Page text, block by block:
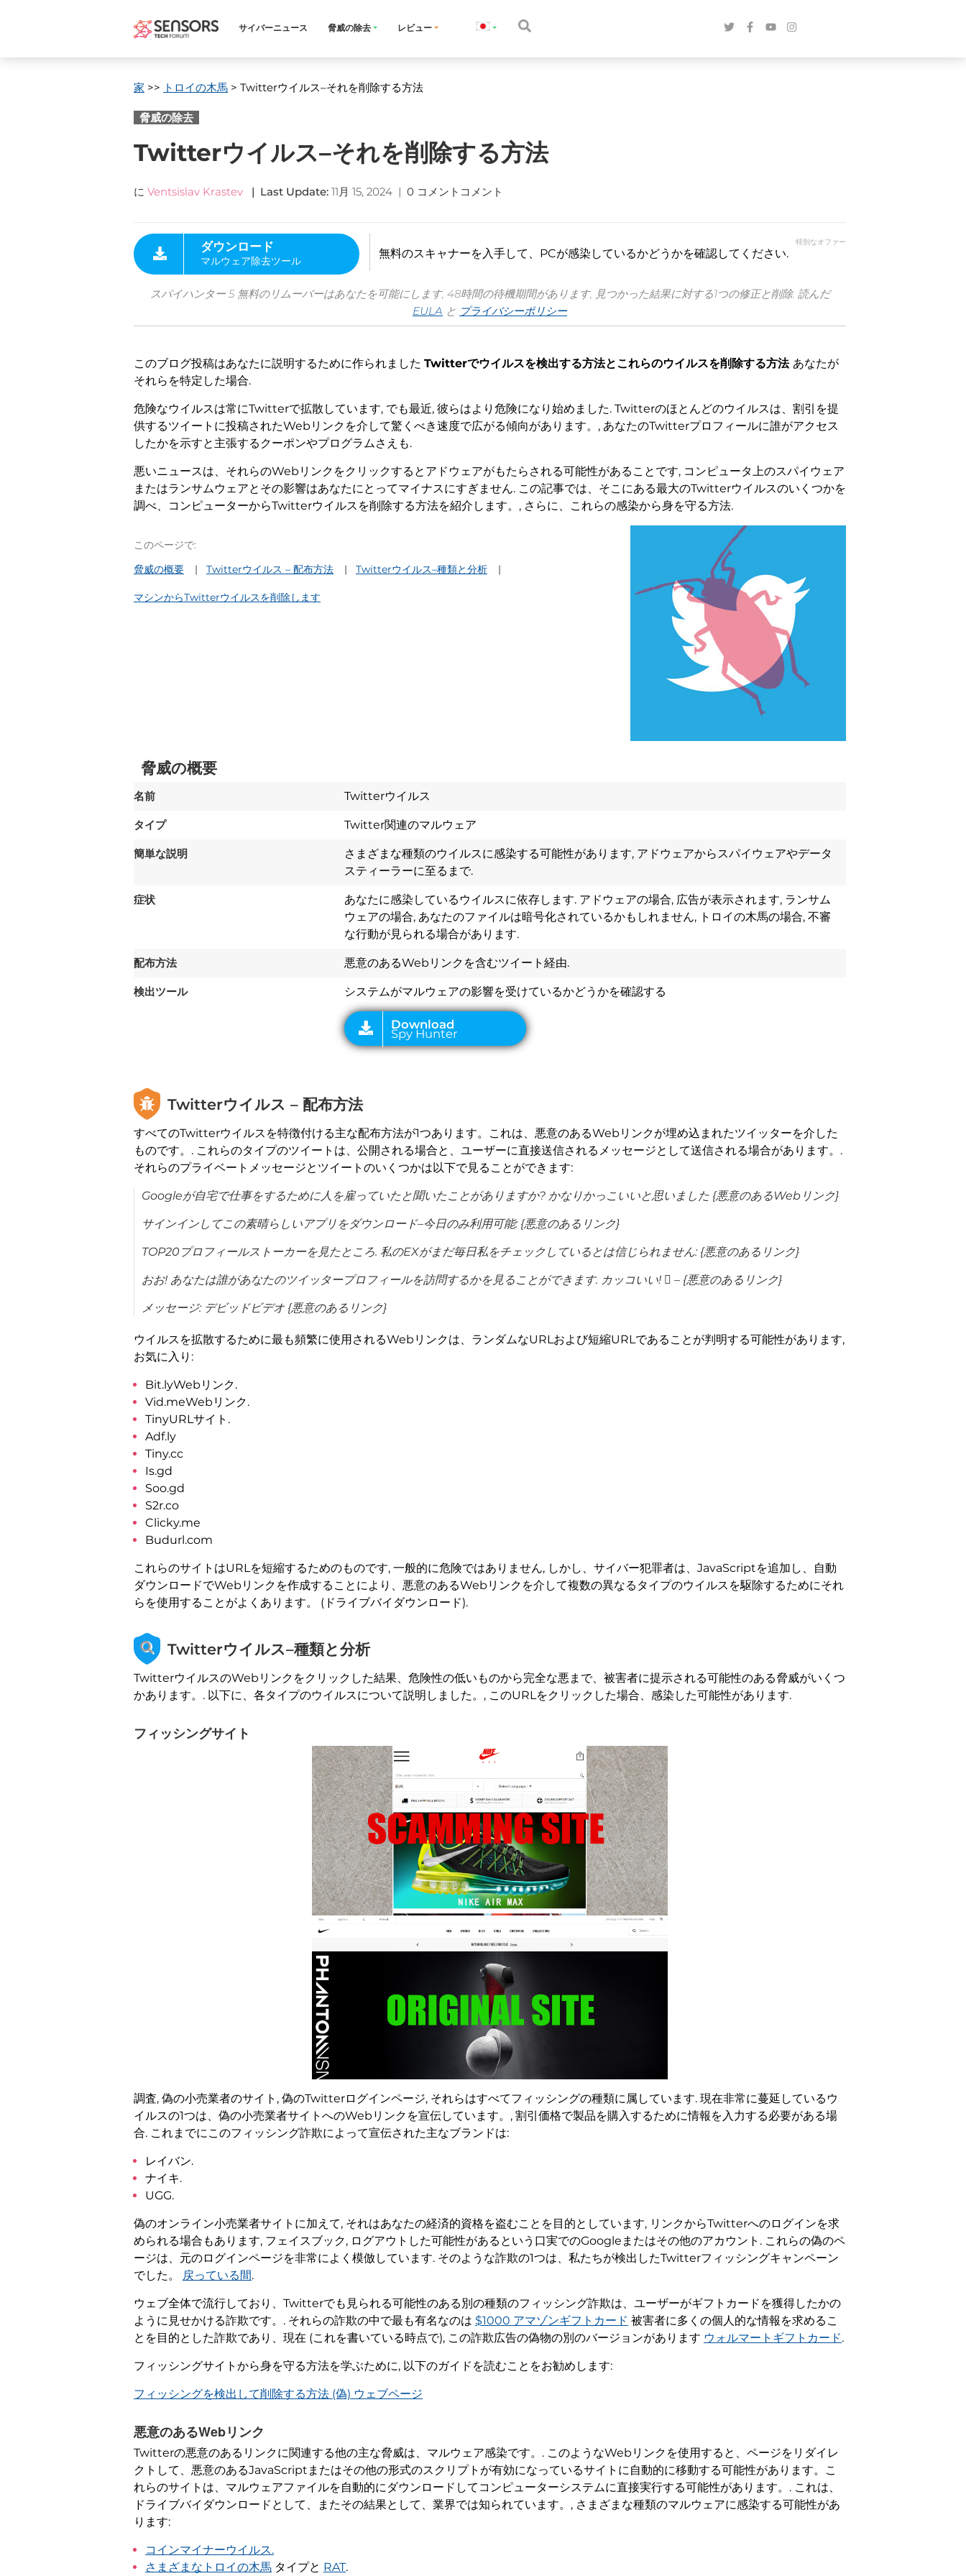
サイバーニュース 脅威の除去 レビュー
家 >> トロイの木馬 > Twitterウイルス–それを削除する方法
脅威の除去
Twitterウイルス–それを削除する方法
に Ventsislav Krastev | Last Update: 11月 15, 2024 | 0 コメントコメント
特別なオファー
マルウェア除去ツール
無料のスキャナーを入手して、PCが感染しているかどうかを確認してください.
スパイハンター 5 無料のリムーバーはあなたを可能にします, 48時間の待機期間があります, 見つかった結果に対する1つの修正と削除. 読んだ
EULA と プライバシーポリシー
このブログ投稿はあなたに説明するために作られました Twitterでウイルスを検出する方法とこれらのウイルスを削除する方法 あなたが
それらを特定した場合.
危険なウイルスは常にTwitterで拡散しています, でも最近, 彼らはより危険になり始めました. Twitterのほとんどのウイルスは、割引を提
供するツイートに投稿されたWebリンクを介して驚くべき速度で広がる傾向があります。, あなたのTwitterプロフィールに誰がアクセス
したかを示すと主張するクーポンやプログラムさえも.
悪いニュースは、それらのWebリンクをクリックするとアドウェアがもたらされる可能性があることです, コンピュータ上のスパイウェア
またはランサムウェアとその影響はあなたにとってマイナスにすぎません. この記事では、そこにある最大のTwitterウイルスのいくつかを
調べ、コンピューターからTwitterウイルスを削除する方法を紹介します。, さらに、これらの感染から身を守る方法.
このページで:
脅威の概要
Twitterウイルス – 配布方法 Twitterウイルス–種類と分析
マシンからTwitterウイルスを削除します
脅威の概要
名前 Twitterウイルス
タイプ Twitter関連のマルウェア
簡単な説明
さまざまな種類のウイルスに感染する可能性があります, アドウェアからスパイウェアやデータ
スティーラーに至るまで.
症状
あなたに感染しているウイルスに依存します. アドウェアの場合, 広告が表示されます, ランサム
ウェアの場合, あなたのファイルは暗号化されているかもしれません, トロイの木馬の場合, 不審
な行動が見られる場合があります.
配布方法 悪意のあるWebリンクを含むツイート経由.
検出ツール システムがマルウェアの影響を受けているかどうかを確認する
Download
Spy Hunter
Twitterウイルス – 配布方法
すべてのTwitterウイルスを特徴付ける主な配布方法が1つあります。これは、悪意のあるWebリンクが埋め込まれたツイッターを介した
ものです。. これらのタイプのツイートは、公開される場合と、ユーザーに直接送信されるメッセージとして送信される場合があります。.
それらのプライベートメッセージとツイートのいくつかは以下で見ることができます:
Googleが自宅で仕事をするために人を雇っていたと聞いたことがありますか? かなりかっこいいと思いました {悪意のあるWebリンク}
サインインしてこの素晴らしいアプリをダウンロード–今日のみ利用可能: {悪意のあるリンク}
TOP20プロフィールストーカーを見たところ. 私のEXがまだ毎日私をチェックしているとは信じられません: {悪意のあるリンク}
おお! あなたは誰があなたのツイッタープロフィールを訪問するかを見ることができます. カッコいい!  – {悪意のあるリンク}
メッセージ: デビッドビデオ {悪意のあるリンク}
ウイルスを拡散するために最も頻繁に使用されるWebリンクは、ランダムなURLおよび短縮URLであることが判明する可能性があります,
お気に入り:
Bit.lyWebリンク.
Vid.meWebリンク.
TinyURLサイト.
Adf.ly
Tiny.cc
Is.gd
Soo.gd
S2r.co
Clicky.me
Budurl.com
これらのサイトはURLを短縮するためのものです, 一般的に危険ではありません, しかし、サイバー犯罪者は、JavaScriptを追加し、自動
ダウンロードでWebリンクを作成することにより、悪意のあるWebリンクを介して複数の異なるタイプのウイルスを駆除するためにそれ
らを使用することがよくあります。 (ドライブバイダウンロード).
Twitterウイルス–種類と分析
TwitterウイルスのWebリンクをクリックした結果、危険性の低いものから完全な悪まで、被害者に提示される可能性のある脅威がいくつ
かあります。. 以下に、各タイプのウイルスについて説明しました。, このURLをクリックした場合、感染した可能性があります.
フィッシングサイト
調査, 偽の小売業者のサイト, 偽のTwitterログインページ, それらはすべてフィッシングの種類に属しています. 現在非常に蔓延しているウ
イルスの1つは、偽の小売業者サイトへのWebリンクを宣伝しています。, 割引価格で製品を購入するために情報を入力する必要がある場
合. これまでにこのフィッシング詐欺によって宣伝された主なブランドは:
レイバン.
ナイキ.
UGG.
偽のオンライン小売業者サイトに加えて, それはあなたの経済的資格を盗むことを目的としています, リンクからTwitterへのログインを求
められる場合もあります, フェイスブック, ログアウトした可能性があるという口実でのGoogleまたはその他のアカウント. これらの偽のペ
ージは、元のログインページを非常によく模倣しています. そのような詐欺の1つは、私たちが検出したTwitterフィッシングキャンペーン
でした。 戻っている間.
ウェブ全体で流行しており、Twitterでも見られる可能性のある別の種類のフィッシング詐欺は、ユーザーがギフトカードを獲得したかの
ように見せかける詐欺です。. それらの詐欺の中で最も有名なのは $1000 アマゾンギフトカード 被害者に多くの個人的な情報を求めるこ
とを目的とした詐欺であり、現在 (これを書いている時点で), この詐欺広告の偽物の別のバージョンがあります ウォルマートギフトカード.
フィッシングサイトから身を守る方法を学ぶために, 以下のガイドを読むことをお勧めします:
フィッシングを検出して削除する方法 (偽) ウェブページ
悪意のあるWebリンク
Twitterの悪意のあるリンクに関連する他の主な脅威は、マルウェア感染です。. このようなWebリンクを使用すると、ページをリダイレ
クトして、悪意のあるJavaScriptまたはその他の形式のスクリプトが有効になっているサイトに自動的に移動する可能性があります。こ
れらのサイトは、マルウェアファイルを自動的にダウンロードしてコンピューターシステムに直接実行する可能性があります。. これは、
ドライブバイダウンロードとして、またその結果として、業界では知られています。, さまざまな種類のマルウェアに感染する可能性があ
ります:
コインマイナーウイルス.
さまざまなトロイの木馬 タイプと RAT.